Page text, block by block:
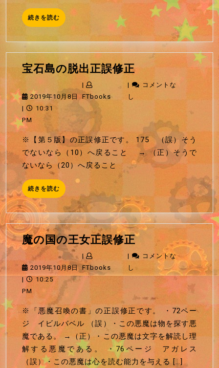
続きを読む 続
き
読
む
宝石島の脱出正誤修正宝
石
出
正
誤
修
2019年10月8日2019
年
10
月
8
日
|
FTbooksFTbooks
|
コメントな
し
|
10:31
PM
※【第５版】の正誤修正です。 175 （誤）そう
でないなら（10）へ戻ること → （正）そうで
ないなら（20）へ戻ること
続きを読む 続
き
を
読
む
魔の国の王女正誤修正魔
の
国
の
女
正
誤
修
正
2019年10月8日2019
年
月
8
日
|
FTbooksFTbooks
|
コメントな
し
|
10:25
PM
※「悪魔召喚の書」の正誤修正です。 ・72ペー
ジ イビルバベル （誤）・この悪魔は物を探す悪
魔である。 →（正）・この悪魔は文字を解読し理
解する悪魔である。 ・76ページ アガレス
（誤）・この悪魔は心を読む能力を与える […]